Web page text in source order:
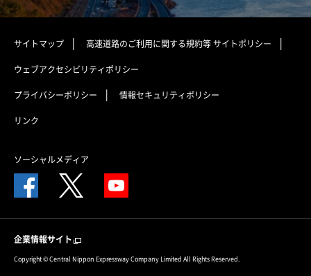
サイトマップ 高速道路のご利用に関する規約等サイトポリシー
ウェブアクセシビリティポリシー
プライバシーポリシー 情報セキュリティポリシー
リンク
ソーシャルメディア
企業情報サイト
Copyright © Central Nippon Expressway Company Limited All Rights Reserved.